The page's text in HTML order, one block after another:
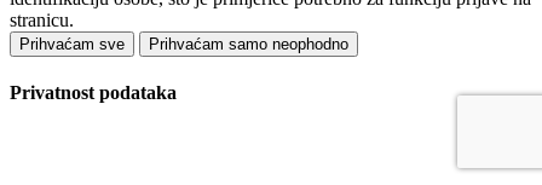
stranicu.
Prihvaćam sve Prihvaćam samo neophodno
Privatnost podataka